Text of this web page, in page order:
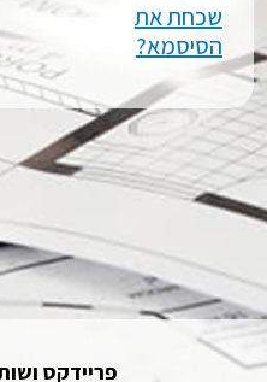
שכחת את
הסיסמא?
פריידקס